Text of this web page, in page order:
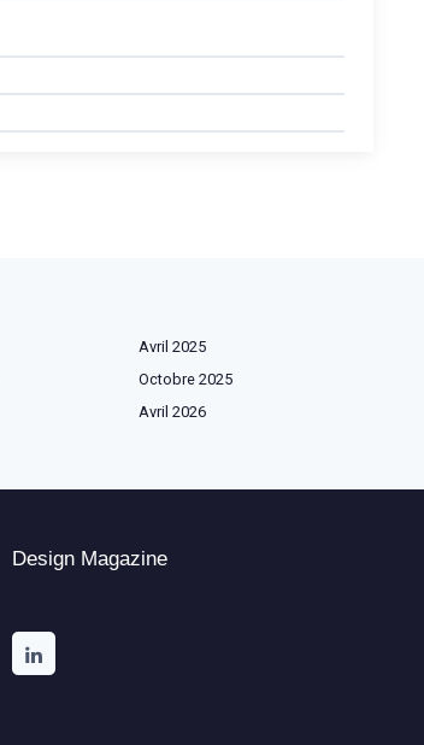
Avril 2025
Octobre 2025
Avril 2026
Design Magazine